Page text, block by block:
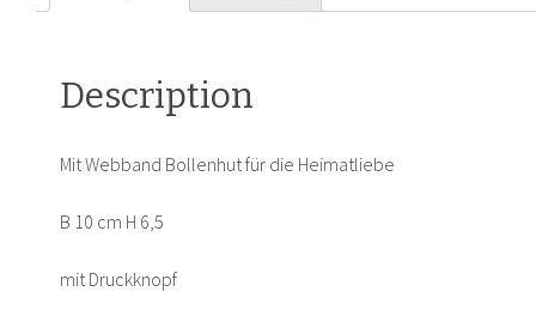
Description
Mit Webband Bollenhut für die Heimatliebe
B 10 cm H 6,5
mit Druckknopf